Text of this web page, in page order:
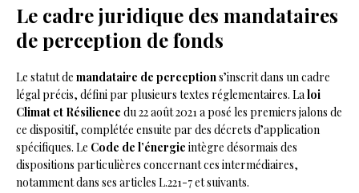
Le cadre juridique des mandataires
de perception de fonds
Le statut de mandataire de perceptions’inscrit dans un cadre
légal précis, défini par plusieurs textes réglementaires. La loi
Climat et Résilience du 22 août 2021 a posé les premiers jalons de
ce dispositif, complétée ensuite par des décrets d’application
spécifiques. Le Code de l’énergie intègre désormais des
dispositions particulières concernant ces intermédiaires,
notamment dans ses articles L.221-7 et suivants.